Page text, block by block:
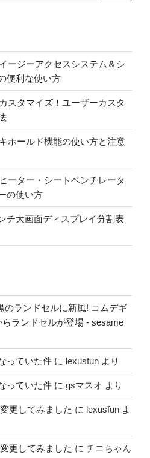
ージーアクセスシステム＆シ
便利な使い方
スタマイズ！ユーザーカスタ
ホールド機能の使い方と注意
ーター・シートベンチレータ
の使い方
チ大画面ディスプレイ分割表
のランドセルに新風! コムデギ
ランドセルが登場 - sesame
っていた件 に lexusfun より
っていた件 に gsマスオ より
更してみました に lexusfun よ
更してみました に チコちゃん